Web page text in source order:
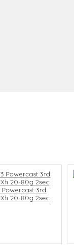
Powercast 3rd
20-80g 2sec